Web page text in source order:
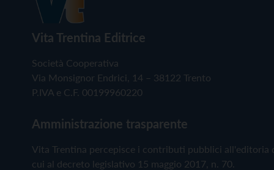
Vita Trentina Editrice
Società Cooperativa
Via Monsignor Endrici, 14 – 38122 Trento
P.IVA e C.F. 00199960220
Amministrazione trasparente
Vita Trentina percepisce i contributi pubblici all'editoria
cui al decreto legislativo 15 maggio 2017, n. 70.